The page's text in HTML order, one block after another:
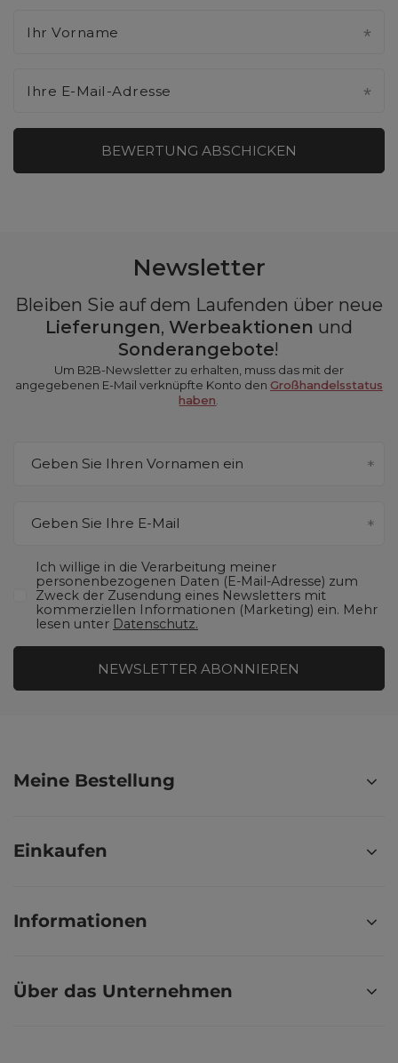
Ihr Vorname
Ihre E-Mail-Adresse
BEWERTUNG ABSCHICKEN
Newsletter
Bleiben Sie auf dem Laufenden über neue
Lieferungen, Werbeaktionen und
Sonderangebote!
Um B2B-Newsletter zu erhalten, muss das mit der
angegebenen E-Mail verknüpfte Konto den Großhandelsstatus
haben
Geben Sie Ihren Vornamen ein
Geben Sie Ihre E-Mail
Ich willige in die Verarbeitung meiner
personenbezogenen Daten (E-Mail-Adresse) zum
Zweck der Zusendung eines Newsletters mit
kommerziellen Informationen (Marketing) ein. Mehr
lesen unter Datenschutz.
NEWSLETTER ABONNIEREN
Meine Bestellung
Einkaufen
Informationen
Über das Unternehmen